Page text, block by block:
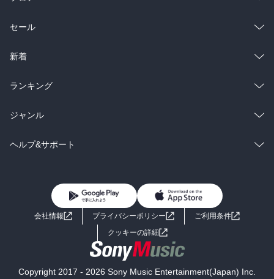
総合
ラノベ
雑誌・グラビア
BL・TL
セール
総合
ラノベ
雑誌・グラビア
BL・TL
新着
総合
ラノベ
雑誌・グラビア
ランキング
総合
ラノベ
ジャンル
コミック
ライトノベル 男子向けラノベ
小説
海外小説
ヘルプ&サポート
よくあるご質問 お問い合わせ
会社情報 プライバシーポリシー
ご利用条件
クッキーの詳細
Copyright 2017 - 2026 Sony Music Entertainment(Japan) Inc.